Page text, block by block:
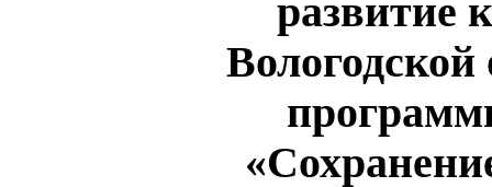
развитие
Вологодской